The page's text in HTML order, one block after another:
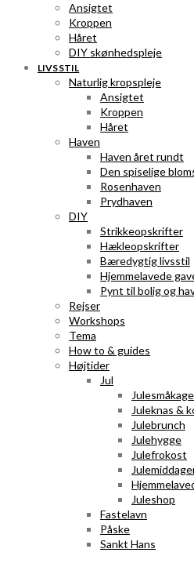
Ansigtet
Kroppen
Håret
DIY skønhedspleje
LIVSSTIL
Naturlig kropspleje
Ansigtet
Kroppen
Håret
Haven
Haven året rundt
Den spiselige
Rosenhaven
Prydhaven
DIY
Strikkeopskrifter
Hækleopskrifter
Bæredygtig livsstil
Hjemmelavede
Pynt til bolig og
Rejser
Workshops
Tema
How to & guides
Højtider
Jul
Juleknas &
Julebrunch
Julehygge
Julefrokost
Juleshop
Fastelavn
Påske
Sankt Hans